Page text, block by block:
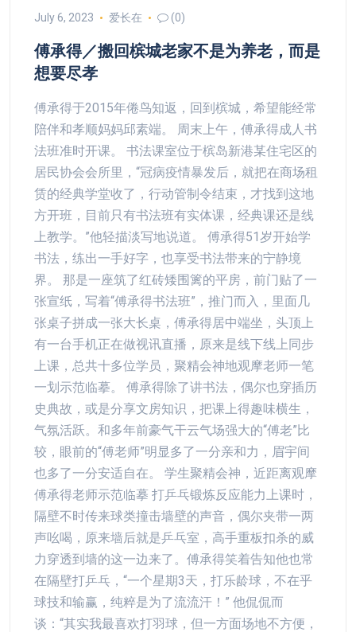
July 6, 2023 爱长在 (0)
傅承得／搬回槟城老家不是为养老，而是
想要尽孝
傅承得于2015年倦鸟知返，回到槟城，希望能经常
陪伴和孝顺妈妈邱素端。 周末上午，傅承得成人书
法班准时开课。 书法课室位于槟岛新港某住宅区的
居民协会会所里，“冠病疫情暴发后，就把在商场租
赁的经典学堂收了，行动管制令结束，才找到这地
方开班，目前只有书法班有实体课，经典课还是线
上教学。”他轻描淡写地说道。 傅承得51岁开始学
书法，练出一手好字，也享受书法带来的宁静境
界。 那是一座筑了红砖矮围篱的平房，前门贴了一
张宣纸，写着“傅承得书法班”，推门而入，里面几
张桌子拼成一张大长桌，傅承得居中端坐，头顶上
有一台手机正在做视讯直播，原来是线下线上同步
上课，总共十多位学员，聚精会神地观摩老师一笔
一划示范临摹。 傅承得除了讲书法，偶尔也穿插历
史典故，或是分享文房知识，把课上得趣味横生，
气氛活跃。和多年前豪气干云气场强大的“傅老”比
较，眼前的“傅老师”明显多了一分亲和力，眉宇间
也多了一分安适自在。 学生聚精会神，近距离观摩
傅承得老师示范临摹 打乒乓锻炼反应能力上课时，
隔壁不时传来球类撞击墙壁的声音，偶尔夹带一两
声吆喝，原来墙后就是乒乓室，高手重板扣杀的威
力穿透到墙的这一边来了。傅承得笑着告知他也常
在隔壁打乒乓，“一个星期3天，打乐龄球，不在乎
球技和输赢，纯粹是为了流流汗！” 他侃侃而
谈：“其实我最喜欢打羽球，但一方面场地不方便，